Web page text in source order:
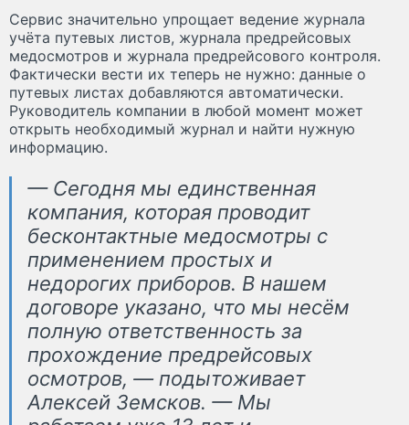
Сервис значительно упрощает ведение журнала
учёта путевых листов, журнала предрейсовых
медосмотров и журнала предрейсового контроля.
Фактически вести их теперь не нужно: данные о
путевых листах добавляются автоматически.
Руководитель компании в любой момент может
открыть необходимый журнал и найти нужную
информацию.
— Сегодня мы единственная
компания, которая проводит
бесконтактные медосмотры с
применением простых и
недорогих приборов. В нашем
договоре указано, что мы несём
полную ответственность за
прохождение предрейсовых
осмотров, — подытоживает
Алексей Земсков. — Мы